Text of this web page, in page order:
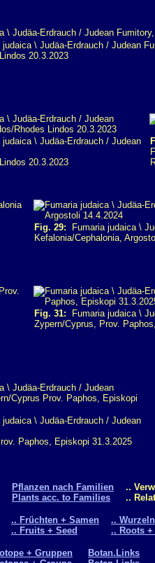
judaica \ Judäa-Erdrauch / Judean
20.3.2023
judaica \ Judäa-Erdrauch / Judean
20.3.2023
Fig. 29: Fumaria judaica \
Kefalonia/Cephalonia,
Fig. 31: Fumaria judaica \
Zypern/Cyprus, Prov.
judaica \ Judäa-Erdrauch / Judean
Paphos, Episkopi 31.3.2025
Pflanzen nach Familien
Plants acc. to Families
..
..
.. Früchten + Samen
.. Fruits + Seed
..
.. Roots
+ Gruppen
Botan.Links